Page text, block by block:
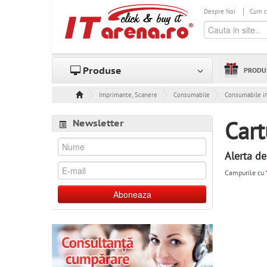
Despre Noi Cum
Produse
Imprimante, Scanere & Consumabile
Consumabile Consumabile
Newsletter
Aboneaza
Alerta
Campurile cu